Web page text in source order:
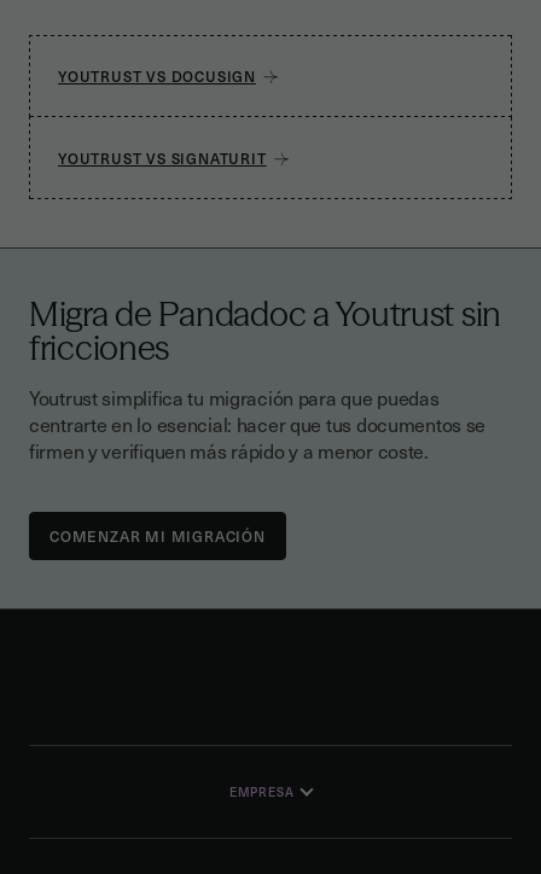
YOUTRUST VS DOCUSIGN
YOUTRUST VS SIGNATURIT
Migra de Pandadoc a Youtrust sin
fricciones
Youtrust simplifica tu migración para que puedas
centrarte en lo esencial: hacer que tus documentos se
firmen y verifiquen más rápido y a menor coste.
EMPRESA